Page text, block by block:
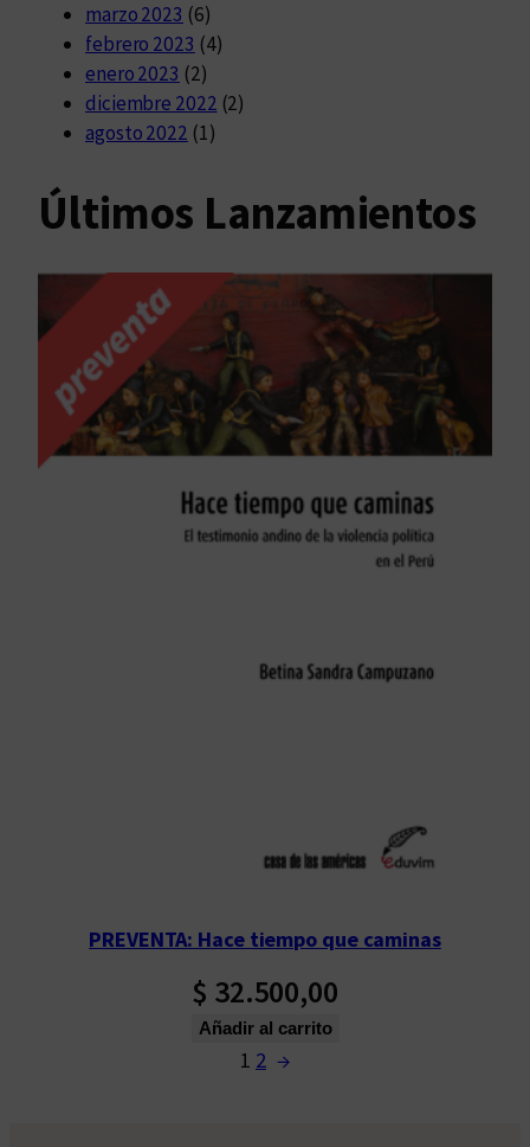
marzo 2023 (6)
febrero 2023 (4)
enero 2023 (2)
diciembre 2022 (2)
agosto 2022 (1)
Últimos Lanzamientos
PREVENTA: Hace tiempo que caminas
$ 32.500,00
Añadir al carrito
1 2 →